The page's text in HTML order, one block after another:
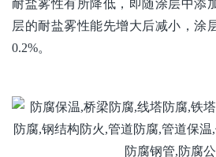
耐盐雾性有所降低，即随涂层中添
层的耐盐雾性能先增大后减小，涂
0.2%。